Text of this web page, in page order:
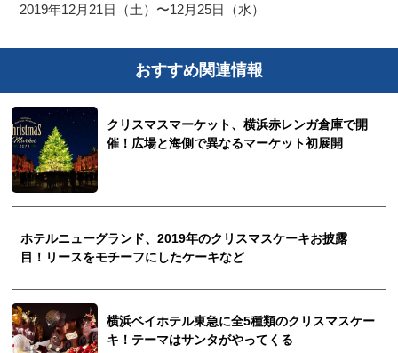
2019年12月21日（土）〜12月25日（水）
おすすめ関連情報
クリスマスマーケット、横浜赤レンガ倉庫で開
催！広場と海側で異なるマーケット初展開
ホテルニューグランド、2019年のクリスマスケーキお披露
目！リースをモチーフにしたケーキなど
横浜ベイホテル東急に全5種類のクリスマスケー
キ！テーマはサンタがやってくる